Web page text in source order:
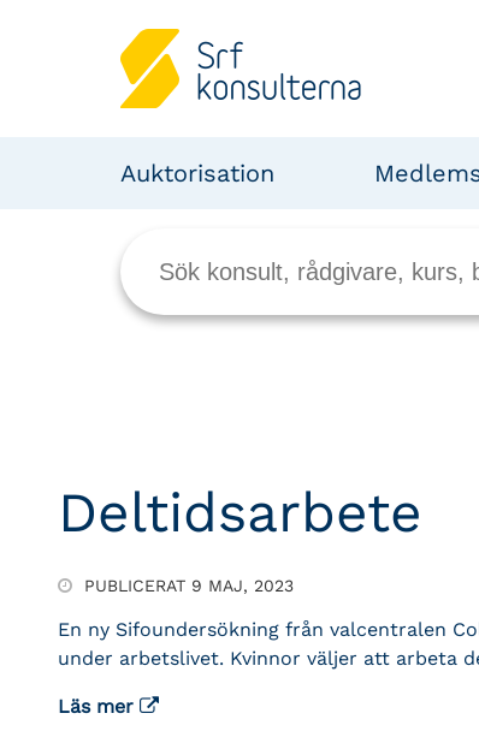
Auktorisation
Deltidsarbete
PUBLICERAT 9 MAJ, 2023
En ny Sifoundersökning från valcentralen
under arbetslivet. Kvinnor väljer att arbeta
Läs mer